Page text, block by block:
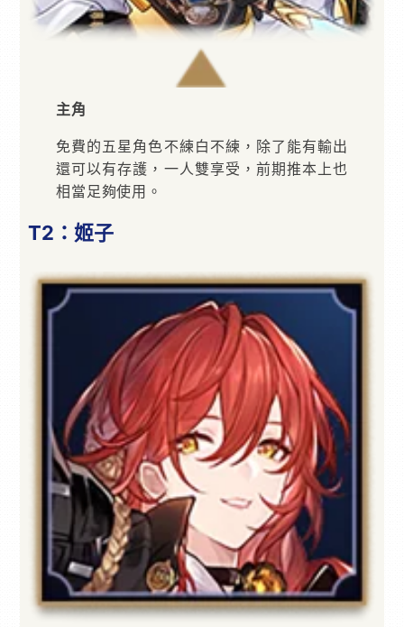
主角
免費的五星角色不練白不練，除了能有輸出
還可以有存護，一人雙享受，前期推本上也
相當足夠使用。
T2：姬子